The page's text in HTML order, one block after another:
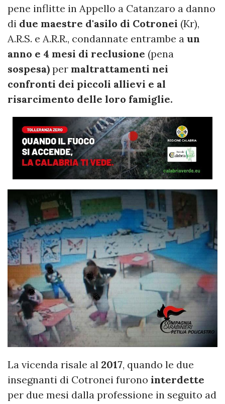
pene inflitte in Appello a Catanzaro a danno
di due maestre d'asilo di Cotronei (Kr),
A.R.S. e A.R.R., condannate entrambe a un
anno e 4 mesi di reclusione (pena
sospesa) per maltrattamenti nei
confronti dei piccoli allievi e al
risarcimento delle loro famiglie.
La vicenda risale al 2017, quando le due
insegnanti di Cotronei furono interdette
per due mesi dalla professione in seguito ad